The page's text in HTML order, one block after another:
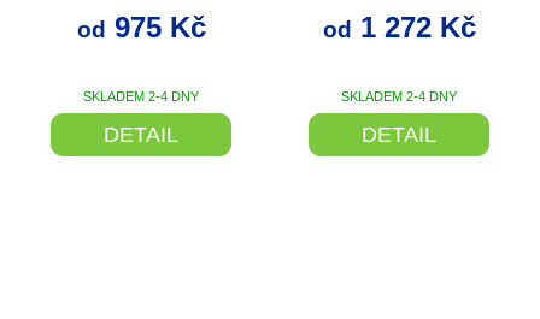
SKLADEM 2-4 DNY
od 975 Kč
DETAIL
PÁNSKÁ MIKINA
MUSTARD/ČERNÁ
SKLADEM 2-4 DNY
od 1 272 Kč
DETAIL